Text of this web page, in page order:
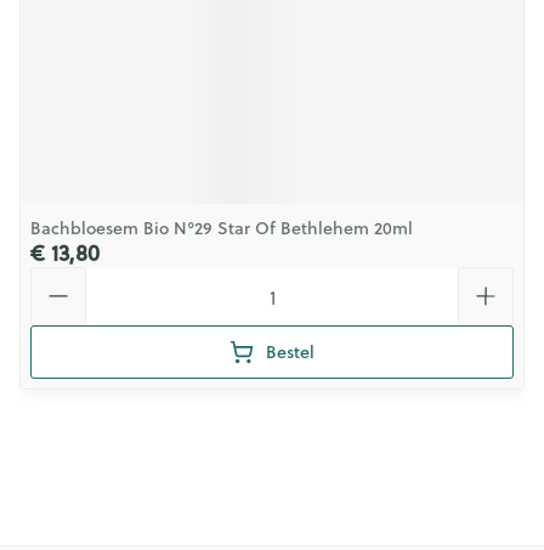
Bachbloesem Bio N°29 Star Of Bethlehem 20ml
€ 13,80
Bestel